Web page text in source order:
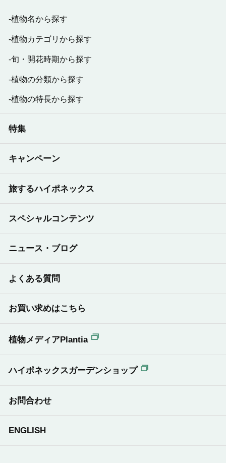
植物名から探す
植物カテゴリから探す
旬・開花時期から探す
植物の分類から探す
植物の特長から探す
特集
キャンペーン
旅するハイポネックス
スペシャルコンテンツ
ニュース・ブログ
よくある質問
お買い求めはこちら
植物メディアPlantia
ハイポネックスガーデンショップ
お問合わせ
ENGLISH